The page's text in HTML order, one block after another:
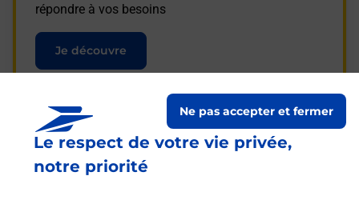
Le respect de votre vie privée,
notre priorité
Ne pas accepter et fermer
répondre à vos besoins
Je découvre
Questions fréquemment
posées